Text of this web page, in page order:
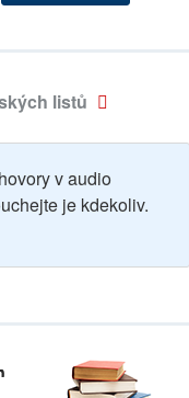
listů
v audio
je kdekoliv.